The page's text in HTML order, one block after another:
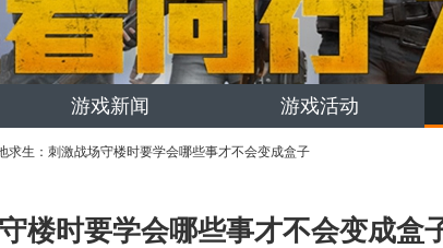
游戏新闻 游戏活动
求生：刺激战场守楼时要学会哪些事才不会变成盒子
楼时要学会哪些事才不会变成盒